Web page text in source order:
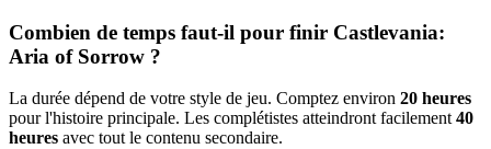
Combien de temps faut-il pour finir Castlevania:
Aria of Sorrow ?
La durée dépend de votre style de jeu. Comptez environ 20 heures
pour l'histoire principale. Les complétistes atteindront facilement40
heures avec tout le contenu secondaire.